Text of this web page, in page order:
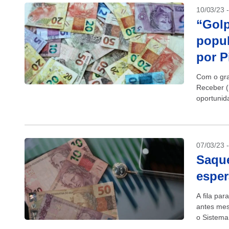
10/03/23
por
Com o
Receber
07/03/23
A fila
antes
o